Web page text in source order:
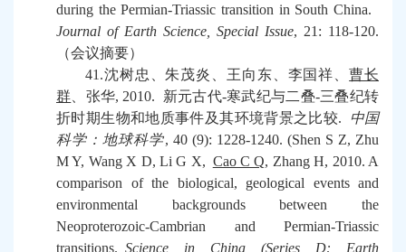
during the Permian-Triassic transition in South China.
Journal of Earth Science, Special Issue, 21: 118-120.
（会议摘要）
41.沈树忠、朱茂炎、王向东、李国祥、曹长
群 、张华, 2010. 新元古代-寒武纪与二叠-三叠纪转
折时期生物和地质事件及其环境背景之比较.
中国
科学：地球科学, 40 (9): 1228-1240. (Shen S Z, Zhu
M Y, Wang X D, Li G X, Cao C Q, Zhang H, 2010. A
comparison of the biological, geological events and
environmental backgrounds between the
Neoproterozoic-Cambrian and Permian-Triassic
transitions. Science in China (Series D: Earth